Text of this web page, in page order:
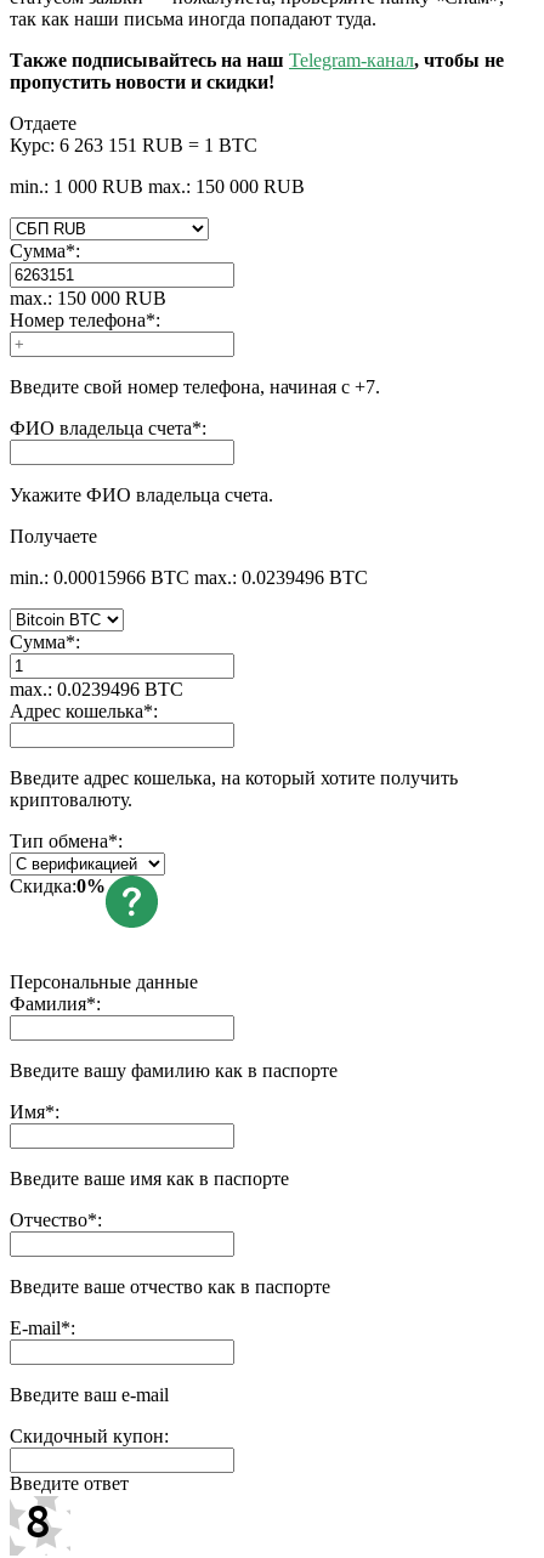
так как наши письма иногда попадают туда.
Также подписывайтесь на наш Telegram-канал, чтобы не
пропустить новости и скидки!
Отдаете
Курс: 6 263 151 RUB = 1 BTC
min.: 1 000 RUB max.: 150 000 RUB
Сумма*:
max.: 150 000 RUB
Номер телефона*:
Введите свой номер телефона, начиная с +7.
ФИО владельца счета*:
Укажите ФИО владельца счета.
Получаете
min.: 0.00015966 BTC max.: 0.0239496 BTC
Сумма*:
max.: 0.0239496 BTC
Адрес кошелька*:
Введите адрес кошелька, на который хотите получить
криптовалюту.
Тип обмена*:
Скидка:0%
Персональные данные
Фамилия*:
Введите вашу фамилию как в паспорте
Имя*:
Введите ваше имя как в паспорте
Отчество*:
Введите ваше отчество как в паспорте
E-mail*:
Введите ваш e-mail
Скидочный купон:
Введите ответ